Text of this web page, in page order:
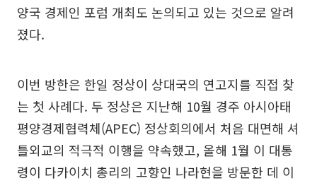
양국 경제인 포럼 개최도 논의되고 있는 것으로 알려
졌다.
이번 방한은 한일 정상이 상대국의 연고지를 직접 찾
는 첫 사례다. 두 정상은 지난해 10월 경주 아시아태
평양경제협력체(APEC) 정상회의에서 처음 대면해 셔
틀외교의 적극적 이행을 약속했고, 올해 1월 이 대통
령이 다카이치 총리의 고향인 나라현을 방문한 데 이